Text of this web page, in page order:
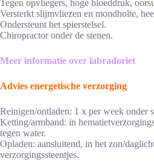
Tegen opvliegers, hoge bloeddruk,
Versterkt slijmvliezen en mondholte,
Ondersteunt het spierstelsel.
Chiropractor onder de stenen.
Meer informatie over labradoriet
Advies energetische verzorging
Reinigen/ontladen: 1 x per week onder
Ketting/armband: in
tegen water.
Opladen: aansluitend, in het zon/
verzorgingssteentjes.